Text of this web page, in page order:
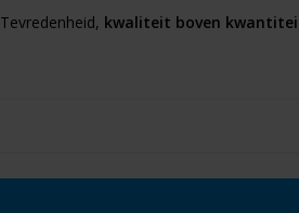
kwaliteit boven